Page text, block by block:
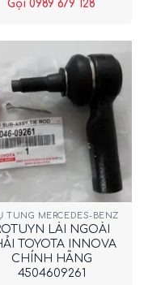
Gọi 0989 679 128
TÙNG MERCEDES-BENZ
LÁI NGOÀI
TOYOTA INNOVA
CHÍNH HÃNG
4504609261